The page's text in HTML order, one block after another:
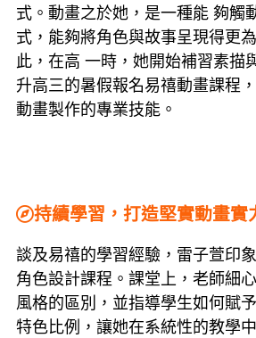
式。動畫之於她，是一種能 夠觸
式，能夠將角色與故事呈現得更
此，在高 一時，她開始補習素描
升高三的暑假報名易禧動畫課程
動畫製作的專業技能。
持續學習，打造堅實動畫實
談及易禧的學習經驗，雷子萱印
角色設計課程。課堂上，老師細
風格的區別，並指導學生如何賦
特色比例，讓她在系統性的教學